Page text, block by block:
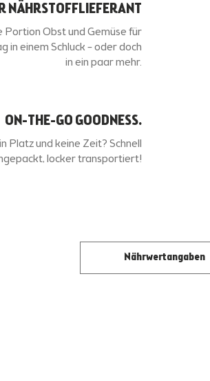
NÄHRSTOFFLIEFERANT
Portion Obst und Gemüse für
in einem Schluck – oder doch
in ein paar mehr.
ON-THE-GO GOODNESS.
Platz und keine Zeit? Schnell
locker transportiert!
Nährwertangaben